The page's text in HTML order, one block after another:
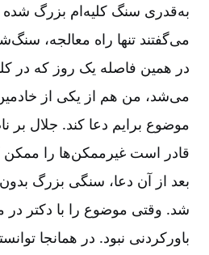
به‌قدری سنگ کلیه‌ام بزرگ شده
می‌گفتند تنها راه معالجه،
در همین فاصله یک روز که در
می‌شد، من هم از یکی از
موضوع برایم دعا کند. جلال بر
قادر است غیرممکن‌ها را
بعد از آن دعا، سنگی بزرگ
شد. وقتی موضوع را با دکتر در
باورکردنی نبود. در همانجا